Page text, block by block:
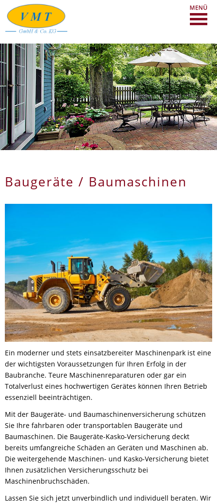
Baugeräte / Baumaschinen
Ein moderner und stets einsatzbereiter Maschinenpark ist eine
der wichtigsten Voraussetzungen für Ihren Erfolg in der
Baubranche. Teure Maschinenreparaturen oder gar ein
Totalverlust eines hochwertigen Gerätes können Ihren Betrieb
essenziell beeinträchtigen.
Mit der Baugeräte- und Baumaschinenversicherung schützen
Sie Ihre fahrbaren oder transportablen Baugeräte und
Baumaschinen. Die Baugeräte-Kasko-Versicherung deckt
bereits umfangreiche Schäden an Geräten und Maschinen ab.
Die weitergehende Maschinen- und Kasko-Versicherung bietet
Ihnen zusätzlichen Versicherungsschutz bei
Maschinenbruchschäden.
Lassen Sie sich jetzt unverbindlich und individuell beraten. Wir